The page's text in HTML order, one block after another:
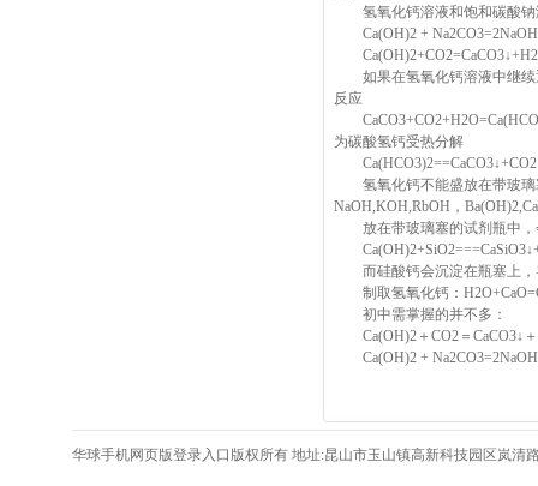
氢氧化钙溶液和饱和碳酸钠
Ca(OH)2 +
如果在氢氧化钙溶液中继续
反应
为碳酸氢钙受热分解
氢氧化钙不能盛放在带玻璃
NaOH,KOH,RbOH，
放在带玻璃塞的试剂瓶中，
而硅酸钙会沉淀在瓶塞上，
制取氢氧化钙：
初中需掌握的并不多：
Ca(OH)2＋CO2＝CaCO3↓
Ca(OH)2 +
华球手机网页版登录入口版权所有 地址:昆山市玉山镇高新科技园区岚